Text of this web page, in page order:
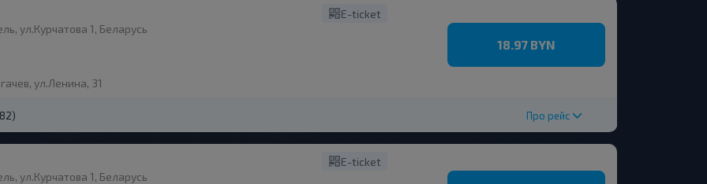
ул.Курчатова 1, Беларусь
ул.Ленина, 31
E-ticket
18.97 BYN
Про рейс
ул.Курчатова 1, Беларусь
E-ticket